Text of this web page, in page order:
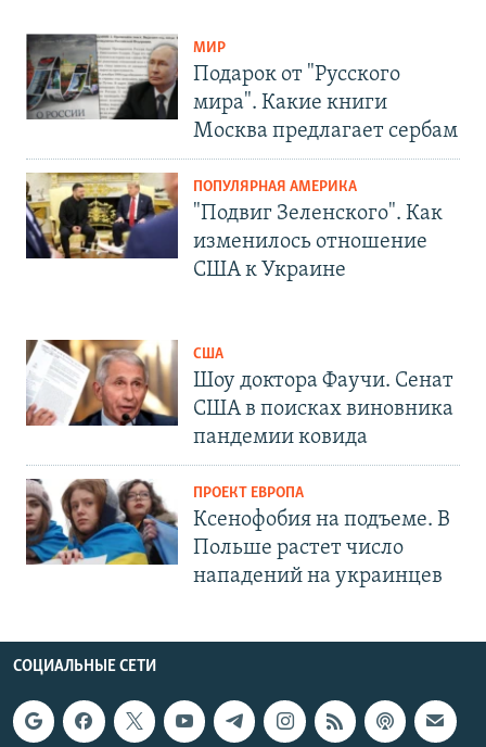
МИР
Подарок от "Русского
мира". Какие книги
Москва предлагает сербам
ПОПУЛЯРНАЯ АМЕРИКА
"Подвиг Зеленского". Как
изменилось отношение
США к Украине
США
Шоу доктора Фаучи. Сенат
США в поисках виновника
пандемии ковида
ПРОЕКТ ЕВРОПА
Ксенофобия на подъеме. В
Польше растет число
нападений на украинцев
СОЦИАЛЬНЫЕ СЕТИ